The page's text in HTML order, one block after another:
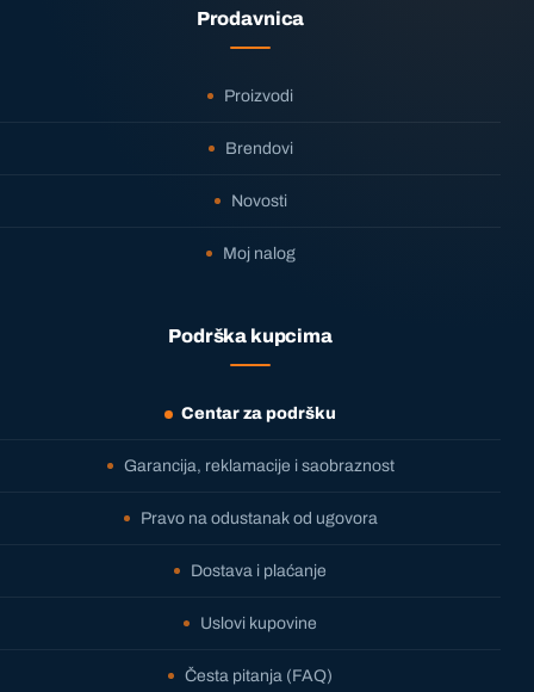
Prodavnica
Proizvodi
Brendovi
Novosti
Moj nalog
Podrška kupcima
Centar za podršku
Garancija, reklamacije i saobraznost
Pravo na odustanak od ugovora
Dostava i plaćanje
Uslovi kupovine
Česta pitanja (FAQ)